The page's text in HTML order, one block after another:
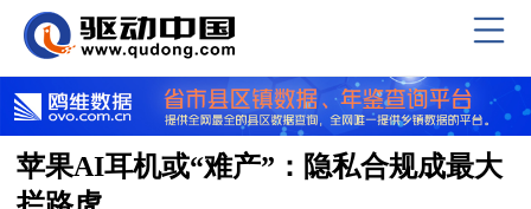
苹果AI耳机或“难产”：隐私合规成最大